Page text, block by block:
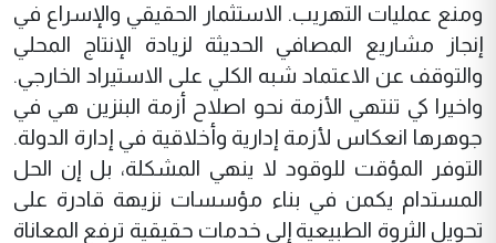
ومنع عمليات التهريب. الاستثمار الحقيقي والإسراع في
إنجاز مشاريع المصافي الحديثة لزيادة الإنتاج المحلي
والتوقف عن الاعتماد شبه الكلي على الاستيراد الخارجي.
واخيرا كي تنتهي الأزمة نحو اصلاح أزمة البنزين هي في
جوهرها انعكاس لأزمة إدارية وأخلاقية في إدارة الدولة.
التوفر المؤقت للوقود لا ينهي المشكلة، بل إن الحل
المستدام يكمن في بناء مؤسسات نزيهة قادرة على
تحويل الثروة الطبيعية إلى خدمات حقيقية ترفع المعاناة